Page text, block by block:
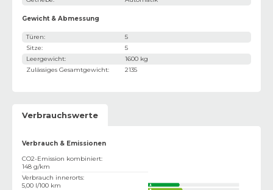
Gewicht & Abmessung
Türen:
5
Sitze:
5
Leergewicht:
1600 kg
Zulässiges Gesamtgewicht: 2135
Verbrauchswerte
Verbrauch & Emissionen
CO2-Emission kombiniert:
148 g/km
Verbrauch innerorts:
5,00 l/100 km